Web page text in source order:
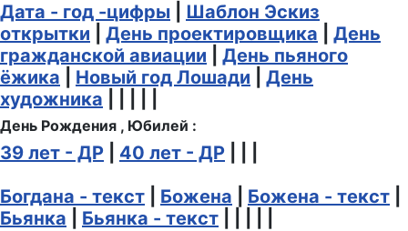
Дата - год -цифры
Шаблон Эскиз
открытки
День проектировщика
День
гражданской авиации
День пьяного
ёжика
Новый год Лошади
День
художника
День Рождения , Юбилей :
39 лет - ДР 40 лет - ДР
Богдана - текст
Божена Божена - текст
Бьянка
Бьянка - текст